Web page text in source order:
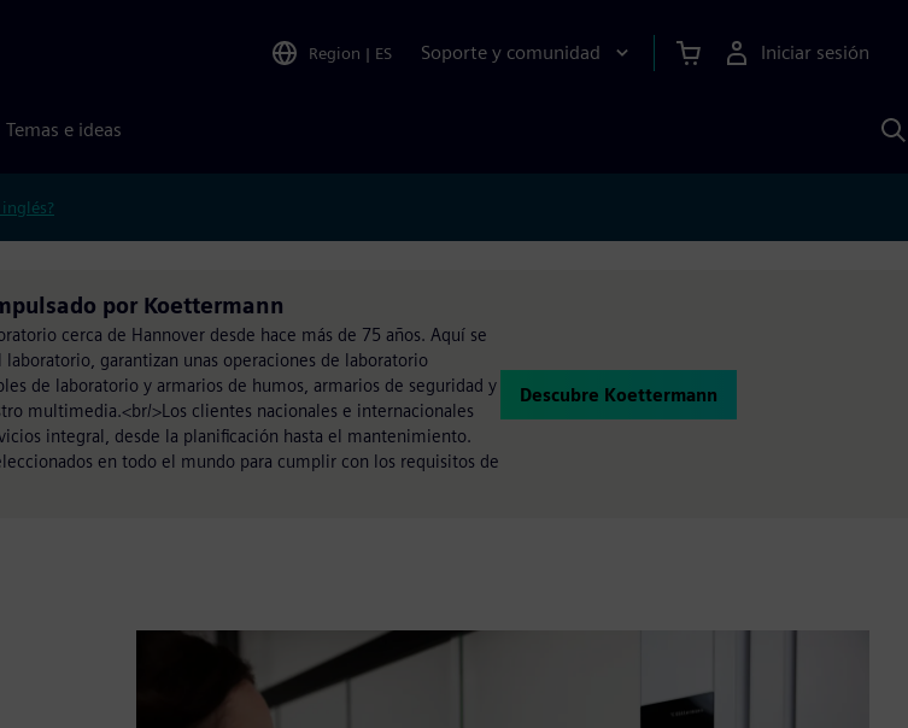
Region | ES Soporte y comunidad Iniciar sesión
Temas e ideas
por Koettermann
cerca de Hannover desde hace más de 75 años. Aquí se
garantizan unas operaciones de laboratorio
de laboratorio y armarios de humos, armarios de seguridad y
multimedia.<br/>Los clientes nacionales e internacionales
integral, desde la planificación hasta el mantenimiento.
en todo el mundo para cumplir con los requisitos de
Descubre Koettermann